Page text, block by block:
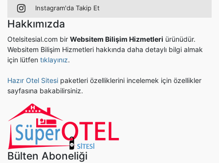
Instagram'da Takip Et
Hakkımızda
Otelsitesial.com bir Websitem Bilişim Hizmetleri ürünüdür.
Websitem Bilişim Hizmetleri hakkında daha detaylı bilgi almak
için lütfen tıklayınız.
Hazır Otel Sitesi paketleri özelliklerini incelemek için özellikler
sayfasına bakabilirsiniz.
Bülten Aboneliği